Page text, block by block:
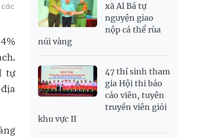
tự
xã Al Bá tự
nguyện giao
nộp cá thể rùa
núi vàng
47 thí sinh tham
gia Hội thi báo
cáo viên, tuyên
truyền viên giỏi
khu vực II